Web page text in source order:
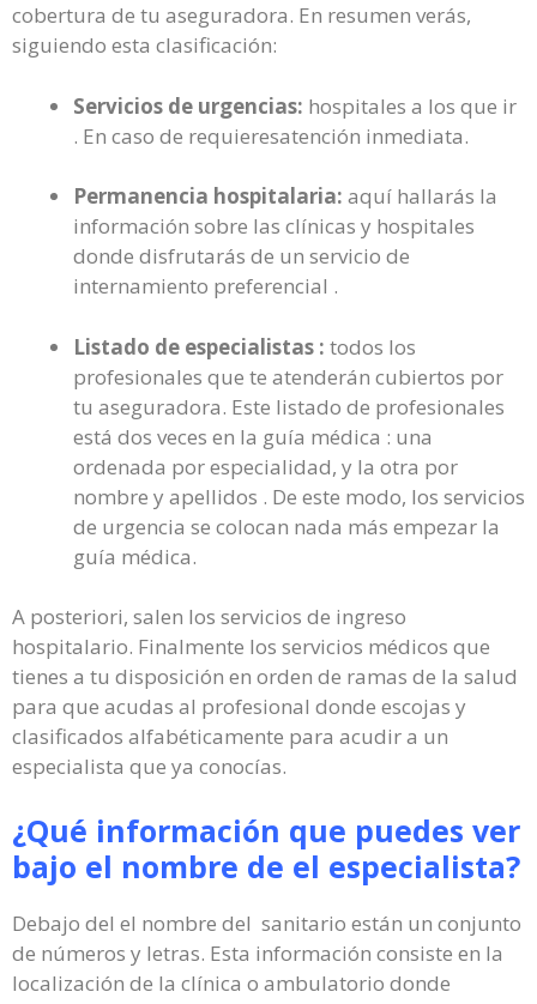
cobertura de tu aseguradora. En resumen verás,
siguiendo esta clasificación:
Servicios de urgencias: hospitales a los que ir
. En caso de requieresatención inmediata.
Permanencia hospitalaria: aquí hallarás la
información sobre las clínicas y hospitales
donde disfrutarás de un servicio de
internamiento preferencial .
Listado de especialistas : todos los
profesionales que te atenderán cubiertos por
tu aseguradora. Este listado de profesionales
está dos veces en la guía médica : una
ordenada por especialidad, y la otra por
nombre y apellidos . De este modo, los servicios
de urgencia se colocan nada más empezar la
guía médica.
A posteriori, salen los servicios de ingreso
hospitalario. Finalmente los servicios médicos que
tienes a tu disposición en orden de ramas de la salud
para que acudas al profesional donde escojas y
clasificados alfabéticamente para acudir a un
especialista que ya conocías.
¿Qué información que puedes ver
bajo el nombre de el especialista?
Debajo del el nombre del sanitario están un conjunto
de números y letras. Esta información consiste en la
localización de la clínica o ambulatorio donde